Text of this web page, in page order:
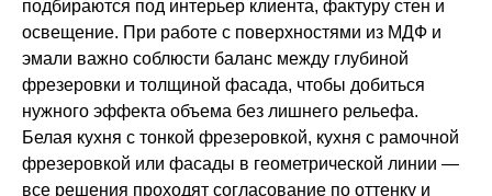
подбираются под интерьер клиента, фактуру стен и
освещение. При работе с поверхностями из МДФ и
эмали важно соблюсти баланс между глубиной
фрезеровки и толщиной фасада, чтобы добиться
нужного эффекта объема без лишнего рельефа.
Белая кухня с тонкой фрезеровкой, кухня с рамочной
фрезеровкой или фасады в геометрической линии —
все решения проходят согласование по оттенку и